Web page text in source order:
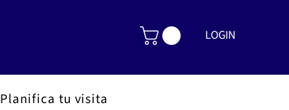
LOGIN
Planifica tu visita